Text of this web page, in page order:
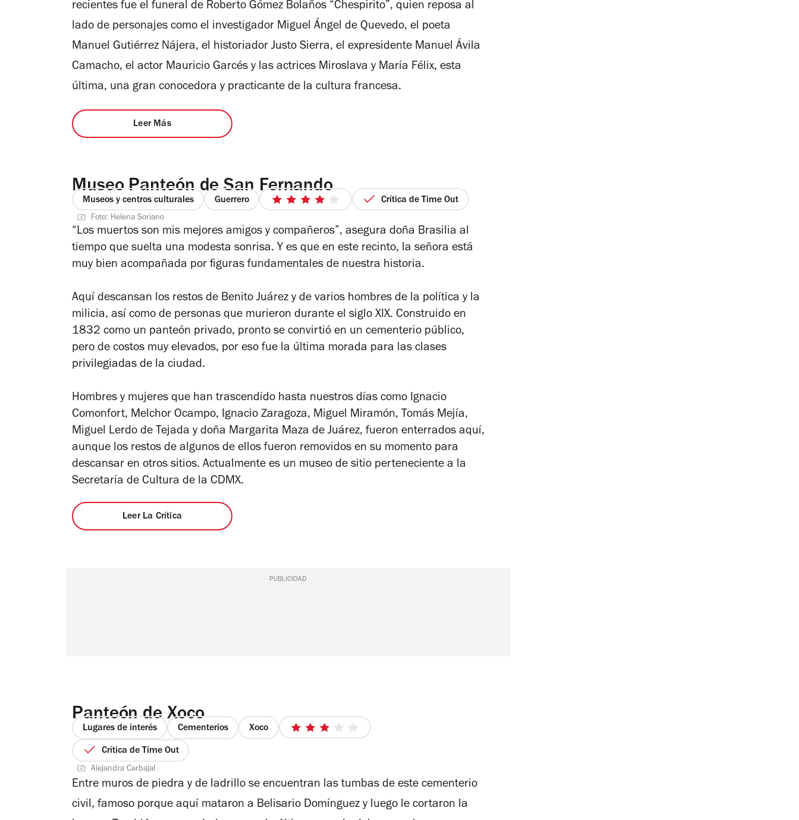
recientes fue el funeral de Roberto Gómez Bolaños “Chespirito”, quien reposa al
lado de personajes como el investigador Miguel Ángel de Quevedo, el poeta
Manuel Gutiérrez Nájera, el historiador Justo Sierra, el expresidente Manuel Ávila
Camacho, el actor Mauricio Garcés y las actrices Miroslava y María Félix, esta
última, una gran conocedora y practicante de la cultura francesa.
Leer Más
Museo Panteón de San Fernando
Museos y centros culturales Guerrero
4
5
estrellas
Crítica de Time Out
Foto: Helena Soriano
“Los muertos son mis mejores amigos y compañeros”, asegura doña Brasilia al
tiempo que suelta una modesta sonrisa. Y es que en este recinto, la señora está
muy bien acompañada por figuras fundamentales de nuestra historia.
Aquí descansan los restos de Benito Juárez y de varios hombres de la política y la
milicia, así como de personas que murieron durante el siglo XIX. Construido en
1832 como un panteón privado, pronto se convirtió en un cementerio público,
pero de costos muy elevados, por eso fue la última morada para las clases
privilegiadas de la ciudad.
Hombres y mujeres que han trascendido hasta nuestros días como Ignacio
Comonfort, Melchor Ocampo, Ignacio Zaragoza, Miguel Miramón, Tomás Mejía,
Miguel Lerdo de Tejada y doña Margarita Maza de Juárez, fueron enterrados aquí,
aunque los restos de algunos de ellos fueron removidos en su momento para
descansar en otros sitios. Actualmente es un museo de sitio perteneciente a la
Secretaría de Cultura de la CDMX.
Leer La Crítica
PUBLICIDAD
Panteón de Xoco
Lugares de interés Cementerios Xoco
3
estrellas
Crítica de Time Out
Alejandra Carbajal
Entre muros de piedra y de ladrillo se encuentran las tumbas de este cementerio
civil, famoso porque aquí mataron a Belisario Domínguez y luego le cortaron la